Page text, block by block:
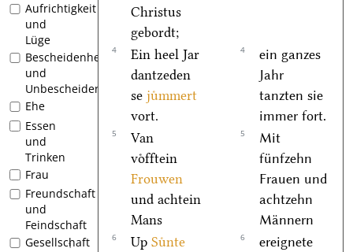
Aufrichtigkeit
und
Lüge
Bescheidenheit
und
Unbescheidenheit
Ehe
Essen
und
Trinken
Frau
Freundschaft
und
Feindschaft
1
Gesellschaft
Christus
gebordt;
4
Ein heel Jar
dantzeden
se juͤmmert
vort.
4
ein ganzes
Jahr
tanzten sie
immer fort.
5
Van
voͤfftein
Frouwen
und achtein
Mans
5
Mit
fünfzehn
Frauen und
achtzehn
Männern
6 Up Suͤnte
6
ereignete